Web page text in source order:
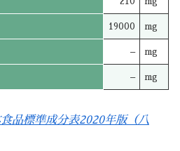
19000 mg
– mg
– mg
品標準成分表2020年版（八